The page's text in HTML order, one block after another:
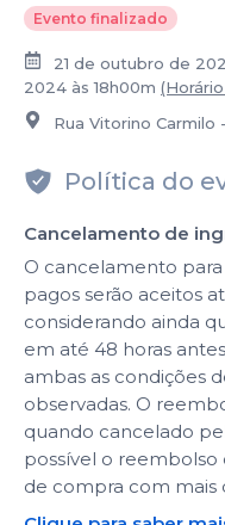
Evento finalizado
21 de outubro de
2024 às 18h00m
Rua Vitorino Carmilo
Política do
Cancelamento de
O cancelamento
pagos serão aceitos
considerando ainda
em até 48 horas
ambas as condições
observadas. O
quando cancelado
possível o reembolso
de compra com mais